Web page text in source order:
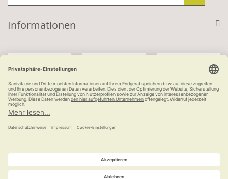
Informationen
Kauf auf Rechnung
versandkostenfrei